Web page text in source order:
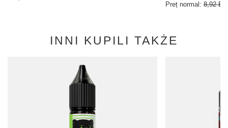
Preț normal: 8,92
INNI KUPILI TAKŻE